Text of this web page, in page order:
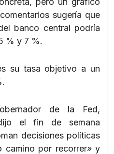
sugería que
banco central podría
% y 7 %.
su tasa objetivo a un
de la Fed,
el fin de semana
decisiones políticas
camino por recorrer» y